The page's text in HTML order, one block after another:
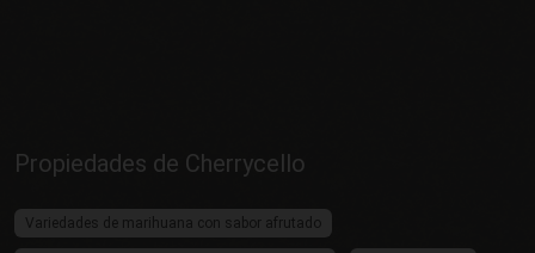
Propiedades de Cherrycello
Variedades de marihuana con sabor afrutado